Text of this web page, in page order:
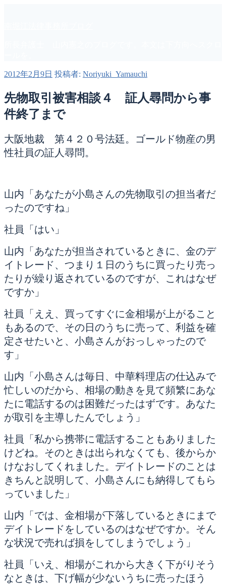
ス
ッ
プ
投
日:
2012年2月9日 投稿者: Noriyuki_Yamauchi
先物取引被害相談４ 証人尋問から事
件終了まで
大阪地裁 第４２０号法廷。ゴールド物産の男
性社員の証人尋問。
山内「あなたが小島さんの先物取引の担当者だ
ったのですね」
社員「はい」
山内「あなたが担当されているときに、金のデ
イトレード、つまり１日のうちに買ったり売っ
たりが繰り返されているのですが、これはなぜ
ですか」
社員「ええ、買ってすぐに金相場が上がること
もあるので、その日のうちに売って、利益を確
定させたいと、小島さんがおっしゃったので
す」
山内「小島さんは毎日、中華料理店の仕込みで
忙しいのだから、相場の動きを見て頻繁にあな
たに電話するのは困難だったはずです。あなた
が取引を主導したんでしょう」
社員「私から携帯に電話することもありました
けどね。そのときは出られなくても、後からか
けなおしてくれました。デイトレードのことは
きちんと説明して、小島さんにも納得してもら
っていました」
山内「では、金相場が下落しているときにまで
デイトレードをしているのはなぜですか。そん
な状況で売れば損をしてしまうでしょう」
社員「いえ、相場がこれから大きく下がりそう
なときは、下げ幅が少ないうちに売ったほう